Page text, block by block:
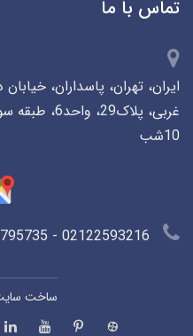
تماس با ما
ایران، تهران، پاسداران،
10شب
ساخت